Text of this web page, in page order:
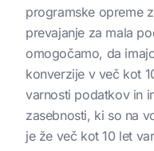
programske opreme
prevajanje za mala
omogočamo, da
konverzije v več kot
varnosti podatkov in
zasebnosti, ki so na
je že več kot 10 let